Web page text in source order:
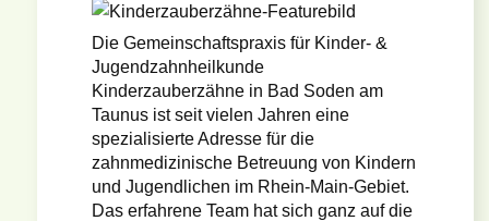
Die Gemeinschaftspraxis für Kinder- &
Jugendzahnheilkunde
Kinderzauberzähne in Bad Soden am
Taunus ist seit vielen Jahren eine
spezialisierte Adresse für die
zahnmedizinische Betreuung von Kindern
und Jugendlichen im Rhein-Main-Gebiet.
Das erfahrene Team hat sich ganz auf die